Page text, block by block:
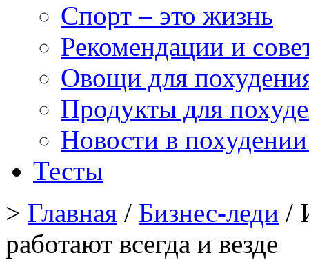
Спорт – это жизнь
Рекомендации и
Овощи для
Продукты для
Новости в
Тесты
> Главная / Бизнес-леди /
работают всегда и везде